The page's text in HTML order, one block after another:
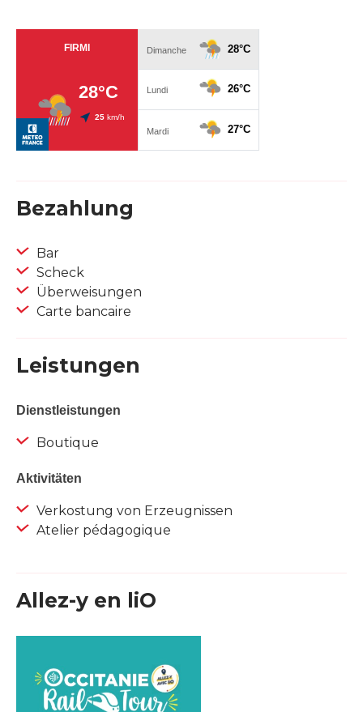
Bezahlung
Bar
Scheck
Überweisungen
Carte bancaire
Leistungen
Dienstleistungen
Boutique
Aktivitäten
Verkostung von Erzeugnissen
Atelier pédagogique
Allez-y en liO